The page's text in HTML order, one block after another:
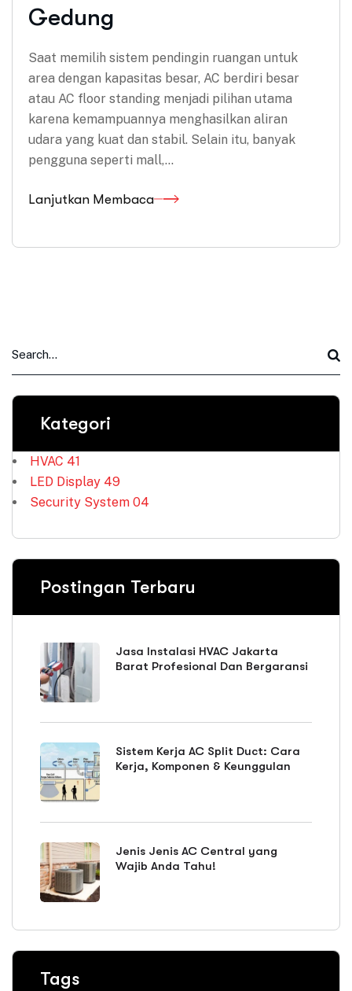
Gedung
Saat memilih sistem pendingin ruangan untuk
area dengan kapasitas besar, AC berdiri besar
atau AC floor standing menjadi pilihan utama
karena kemampuannya menghasilkan aliran
udara yang kuat dan stabil. Selain itu, banyak
pengguna seperti mall,…
Lanjutkan Membaca
Kategori
HVAC 41
LED Display 49
Security System 04
Postingan Terbaru
Jasa Instalasi HVAC Jakarta
Barat Profesional Dan Bergaransi
Sistem Kerja AC Split Duct: Cara
Kerja, Komponen & Keunggulan
Jenis Jenis AC Central yang
Wajib Anda Tahu!
Tags